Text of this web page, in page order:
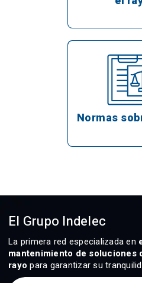
Normas
El Grupo Indelec
La primera red especializada en
mantenimiento de soluciones
rayo para garantizar su